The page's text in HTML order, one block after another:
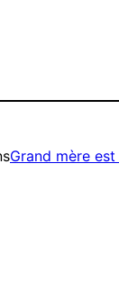
Grand mère